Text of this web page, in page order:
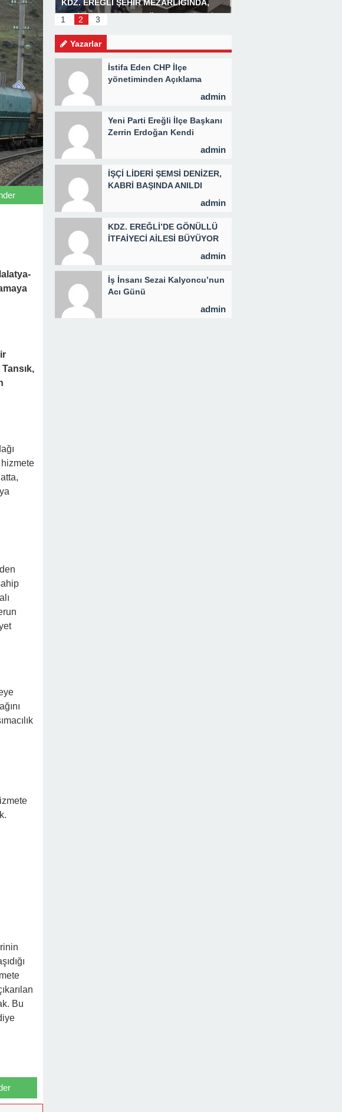
hizmete
Bu
KDZ. EREĞLİ ŞEHİR MEZARLIĞINDA,
MEVLİD PROGRAMI DÜZENLENDİ 3 BİN
1
2 3
Yazarlar
İstifa Eden CHP İlçe
yönetiminden Açıklama
admin
Yeni Parti Ereğli İlçe Başkanı
Zerrin Erdoğan Kendi
admin
İŞÇİ LİDERİ ŞEMSİ DENİZER,
KABRİ BAŞINDA ANILDI
admin
KDZ. EREĞLİ’DE GÖNÜLLÜ
İTFAİYECİ AİLESİ BÜYÜYOR
admin
İş İnsanı Sezai Kalyoncu’nun
Acı Günü
admin